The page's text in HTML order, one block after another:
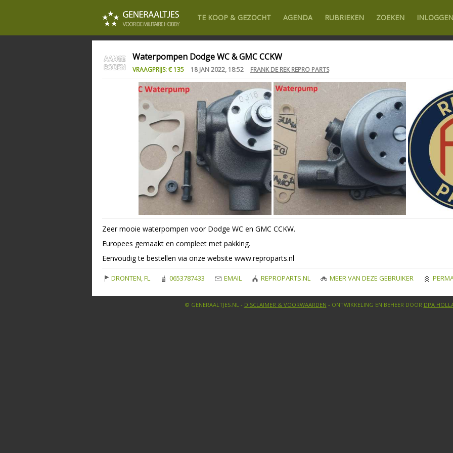
TE KOOP & GEZOCHT AGENDA RUBRIEKEN ZOEKEN INLOGGEN
Waterpompen Dodge WC & GMC CCKW
VRAAGPRIJS: € 135 18 JAN 2022, 18:52 FRANK DE REK REPRO PARTS
Zeer mooie waterpompen voor Dodge WC en GMC CCKW.
Europees gemaakt en compleet met pakking.
Eenvoudig te bestellen via onze website www.reproparts.nl
DRONTEN, FL 0653787433 EMAIL REPROPARTS.NL MEER VAN DEZE GEBRUIKER
© GENERAALTJES.NL - DISCLAIMER & VOORWAARDEN - ONTWIKKELING EN BEHEER DOOR DPA